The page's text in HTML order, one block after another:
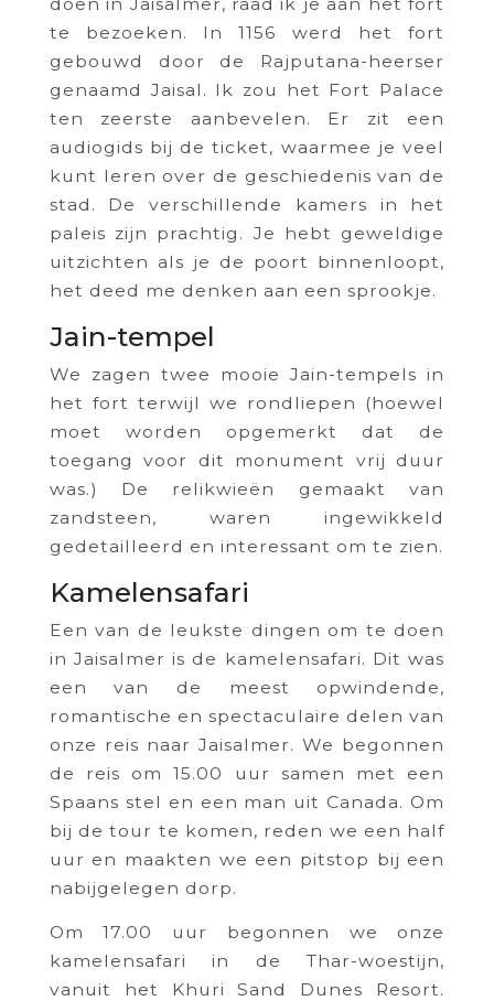
te bezoeken. In 1156 werd het fort
gebouwd door de Rajputana-heerser
genaamd Jaisal. Ik zou het Fort Palace
ten zeerste aanbevelen. Er zit een
audiogids bij de ticket, waarmee je veel
kunt leren over de geschiedenis van de
stad. De verschillende kamers in het
paleis zijn prachtig. Je hebt geweldige
uitzichten als je de poort binnenloopt,
het deed me denken aan een sprookje.
Jain-tempel
We zagen twee mooie Jain-tempels in
het fort terwijl we rondliepen (hoewel
moet worden opgemerkt dat de
toegang voor dit monument vrij duur
was.) De relikwieën gemaakt van
zandsteen, waren ingewikkeld
gedetailleerd en interessant om te zien.
Kamelensafari
Een van de leukste dingen om te doen
in Jaisalmer is de kamelensafari. Dit was
een van de meest opwindende,
romantische en spectaculaire delen van
onze reis naar Jaisalmer. We begonnen
de reis om 15.00 uur samen met een
Spaans stel en een man uit Canada. Om
bij de tour te komen, reden we een half
uur en maakten we een pitstop bij een
nabijgelegen dorp.
Om 17.00 uur begonnen we onze
kamelensafari in de Thar-woestijn,
vanuit het Khuri Sand Dunes Resort.